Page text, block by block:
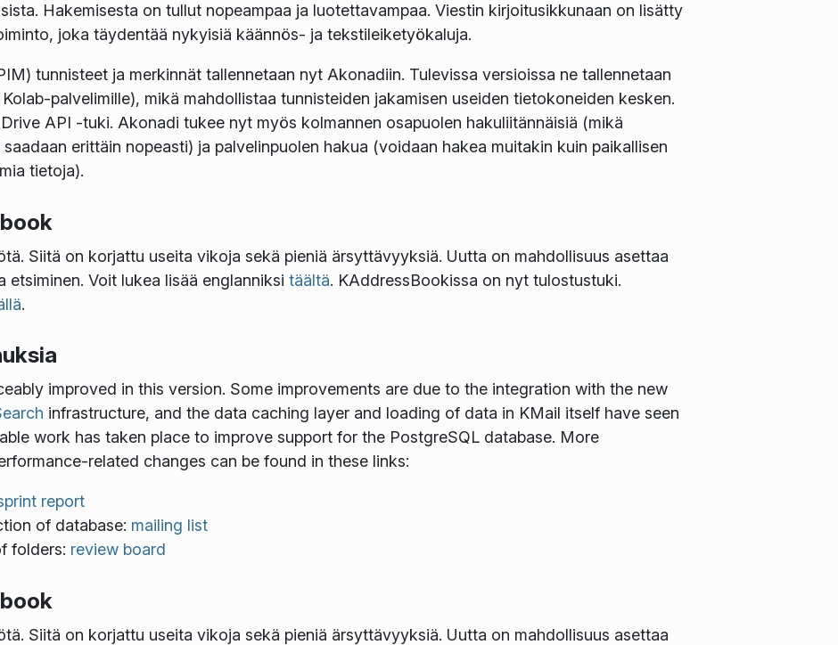
Hakemisesta on tullut nopeampaa ja luotettavampaa. Viestin kirjoitusikkunaan on lisätty
joka täydentää nykyisiä käännös- ja tekstileiketyökaluja.
tunnisteet ja merkinnät tallennetaan nyt Akonadiin. Tulevissa versioissa ne tallennetaan
palvelimille), mikä mahdollistaa tunnisteiden jakamisen useiden tietokoneiden kesken.
API -tuki. Akonadi tukee nyt myös kolmannen osapuolen hakuliitännäisiä (mikä
erittäin nopeasti) ja palvelinpuolen hakua (voidaan hakea muitakin kuin paikallisen
tietoja).
Siitä on korjattu useita vikoja sekä pieniä ärsyttävyyksiä. Uutta on mahdollisuus asettaa
etsiminen. Voit lukea lisää englanniksi täältä. KAddressBookissa on nyt tulostustuki.
.
improved in this version. Some improvements are due to the integration with the new
infrastructure, and the data caching layer and loading of data in KMail itself have seen
work has taken place to improve support for the PostgreSQL database. More
related changes can be found in these links:
report
of database: mailing list
folders: review board
Siitä on korjattu useita vikoja sekä pieniä ärsyttävyyksiä. Uutta on mahdollisuus asettaa